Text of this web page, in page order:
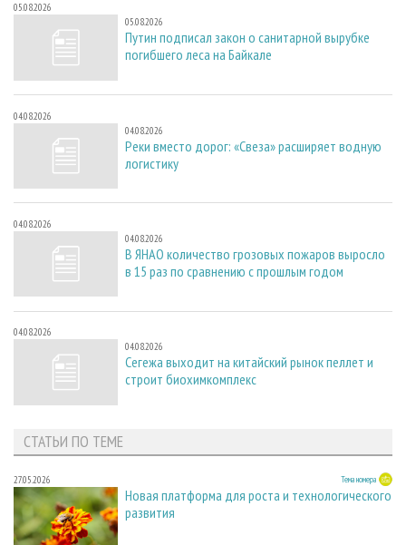
05.08.2026
05.08.2026
Путин подписал закон о санитарной вырубке
погибшего леса на Байкале
04.08.2026
04.08.2026
Реки вместо дорог: «Свеза» расширяет водную
логистику
04.08.2026
04.08.2026
В ЯНАО количество грозовых пожаров выросло
в 15 раз по сравнению с прошлым годом
04.08.2026
04.08.2026
Сегежа выходит на китайский рынок пеллет и
строит биохимкомплекс
СТАТЬИ ПО ТЕМЕ
27.05.2026 Тема номера
Новая платформа для роста и технологического
развития